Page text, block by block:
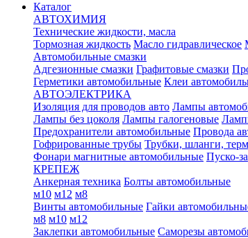
Каталог
АВТОХИМИЯ
Технические жидкости, масла
Тормозная жидкость Масло гидравлическое
Автомобильные смазки
Адгезионные смазки Графитовые смазки
Герметики автомобильные Клеи
АВТОЭЛЕКТРИКА
Изоляция для проводов авто Лампы
Лампы без цоколя Лампы галогеновые
Предохранители автомобильные Провода
Гофрированные трубы Трубки, шланги,
Фонари магнитные автомобильные Пуско-
КРЕПЕЖ
Анкерная техника Болты автомобильные
м10 м12 м8
Винты автомобильные Гайки
м8 м10 м12
Заклепки автомобильные Саморезы